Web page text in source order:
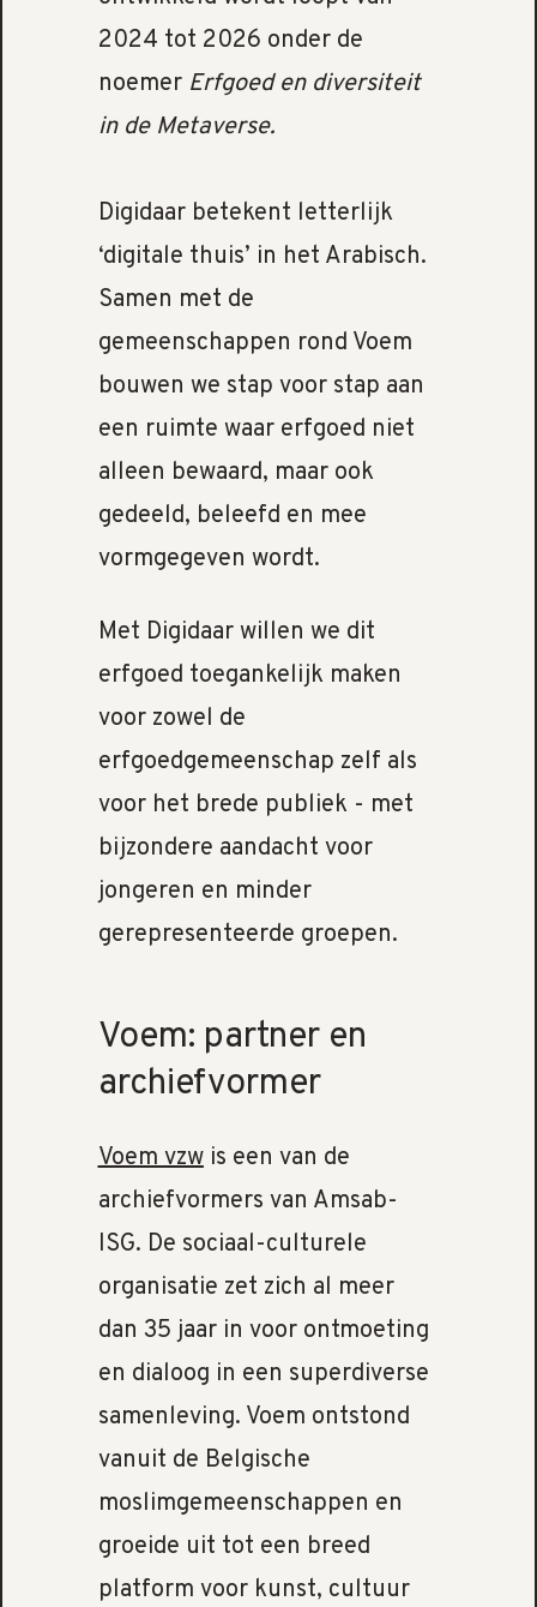
2024 tot 2026 onder de
noemer Erfgoed en diversiteit
in de Metaverse.
Digidaar betekent letterlijk
‘digitale thuis’ in het Arabisch.
Samen met de
gemeenschappen rond Voem
bouwen we stap voor stap aan
een ruimte waar erfgoed niet
alleen bewaard, maar ook
gedeeld, beleefd en mee
vormgegeven wordt.
Met Digidaar willen we dit
erfgoed toegankelijk maken
voor zowel de
erfgoedgemeenschap zelf als
voor het brede publiek - met
bijzondere aandacht voor
jongeren en minder
gerepresenteerde groepen.
Voem: partner en
archiefvormer
Voem vzwis een van de
archiefvormers van Amsab-
ISG. De sociaal-culturele
organisatie zet zich al meer
dan 35 jaar in voor ontmoeting
en dialoog in een superdiverse
samenleving. Voem ontstond
vanuit de Belgische
moslimgemeenschappen en
groeide uit tot een breed
platform voor kunst, cultuur